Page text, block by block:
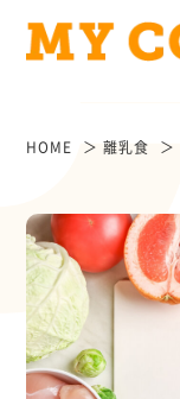
HOME 離乳食